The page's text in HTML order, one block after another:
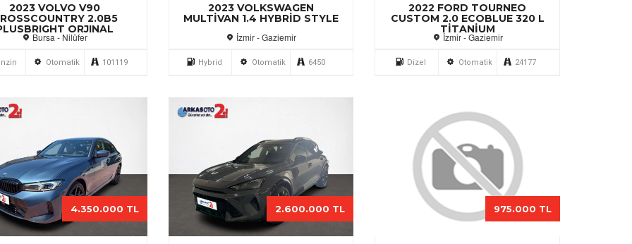
2023 VOLVO V90
2.0B5
ORJINAL
Bursa - Nilüfer
Otomatik 101119
2023 VOLKSWAGEN
MULTIVAN 1.4 HYBRID STYLE
İzmir - Gaziemir
Hybrid Otomatik 6450
2022 FORD TOURNEO
CUSTOM 2.0 ECOBLUE 320 L
TITANIUM
İzmir - Gaziemir
Dizel Otomatik 24177
4.350.000 TL 2.600.000 TL 975.000 TL